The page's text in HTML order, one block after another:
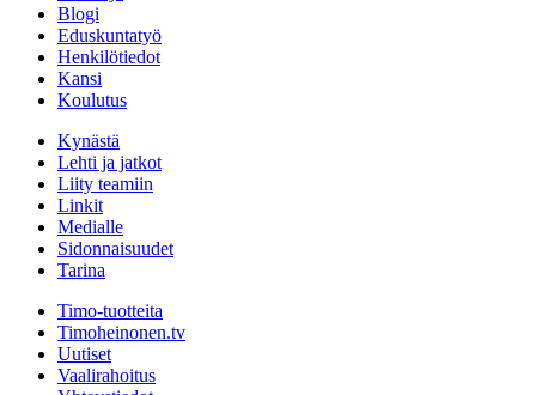
Blogi
Eduskuntatyö
Henkilötiedot
Kansi
Koulutus
Kynästä
Lehti ja jatkot
Liity teamiin
Linkit
Medialle
Sidonnaisuudet
Tarina
Timo-tuotteita
Timoheinonen.tv
Uutiset
Vaalirahoitus